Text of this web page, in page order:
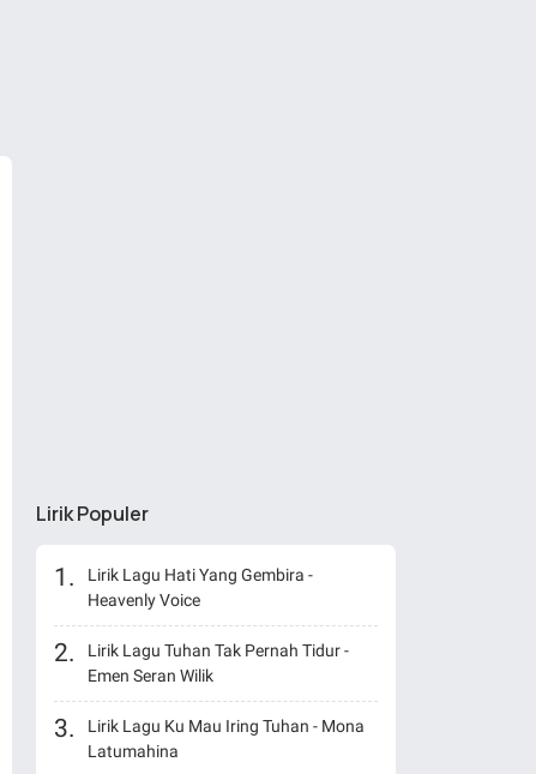
Lirik Populer
Lirik Lagu Hati Yang Gembira -
Heavenly Voice
Lirik Lagu Tuhan Tak Pernah Tidur -
Emen Seran Wilik
Lirik Lagu Ku Mau Iring Tuhan - Mona
Latumahina